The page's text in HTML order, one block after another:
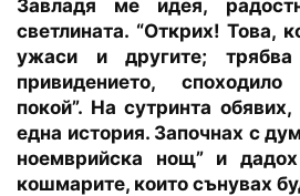
Завладя ме идея,
светлината. “Открих! Това,
ужаси и другите;
привидението,
покой”. На сутринта
една история. Започнах с
ноемврийска нощ” и
кошмарите, които сънувах